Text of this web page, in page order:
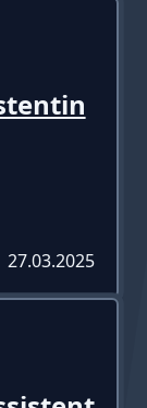
27.03.2025